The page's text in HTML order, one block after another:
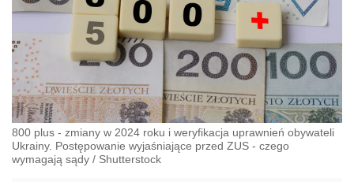
800 plus - zmiany w 2024 roku i weryfikacja uprawnień obywateli
Ukrainy. Postępowanie wyjaśniające przed ZUS - czego
wymagają sądy / Shutterstock